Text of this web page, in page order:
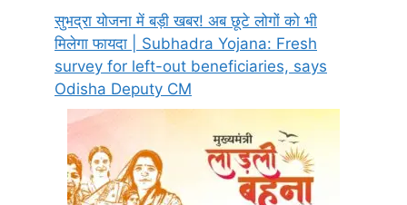
सुभद्रा योजना में बड़ी खबर! अब छूटे लोगों को भी
मिलेगा फायदा | Subhadra Yojana: Fresh
survey for left-out beneficiaries, says
Odisha Deputy CM